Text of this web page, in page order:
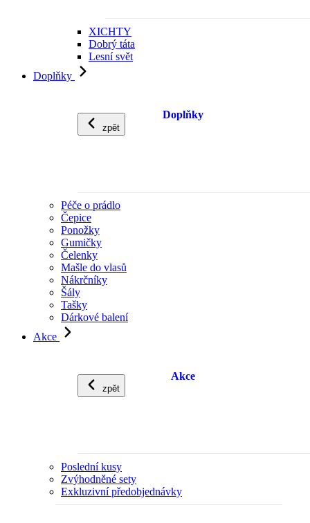
XICHTY
Dobrý táta
Lesní svět
Doplňky
zpět
Doplňky
Péče o prádlo
Čepice
Ponožky
Gumičky
Čelenky
Mašle do vlasů
Nákrčníky
Šály
Tašky
Dárkové balení
Akce
zpět
Akce
Poslední kusy
Zvýhodněné sety
Exkluzivní předobjednávky